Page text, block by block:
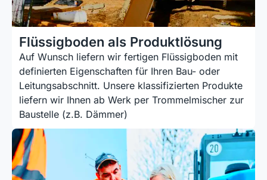
Flüssigboden als Produktlösung
Auf Wunsch liefern wir fertigen Flüssigboden mit
definierten Eigen­schaften für Ihren Bau- oder
Leitungsabschnitt. Unsere klassi­fizierten Produkte
liefern wir Ihnen ab Werk per Trommelmischer zur
Baustelle (z.B. Dämmer)